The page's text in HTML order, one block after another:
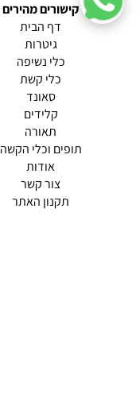
קישורים מהירים
דף הבית
גיטרות
כלי נשיפה
כלי קשת
סאונד
קלידים
תאורה
תופים וכלי הקשה
אודות
צור קשר
(current)
תקנון האתר